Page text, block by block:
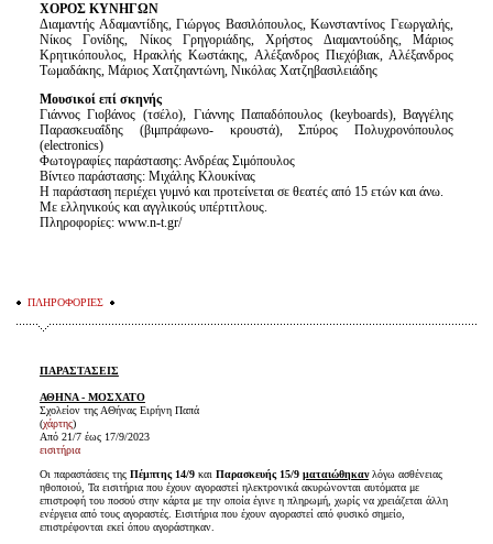
ΧΟΡΟΣ ΚΥΝΗΓΩΝ
Διαμαντής Αδαμαντίδης, Γιώργος Βασιλόπουλος, Κωνσταντίνος Γεωργαλής,
Νίκος Γονίδης, Νίκος Γρηγοριάδης, Χρήστος Διαμαντούδης, Μάριος
Κρητικόπουλος, Ηρακλής Κωστάκης, Αλέξανδρος Πιεχόβιακ, Αλέξανδρος
Τωμαδάκης, Μάριος Χατζηαντώνη, Νικόλας Χατζηβασιλειάδης
Μουσικοί επί σκηνής
Γιάννος Γιοβάνος (τσέλο), Γιάννης Παπαδόπουλος (keyboards), Βαγγέλης
Παρασκευαΐδης (βιμπράφωνο- κρουστά), Σπύρος Πολυχρονόπουλος
(electronics)
Φωτογραφίες παράστασης: Ανδρέας Σιμόπουλος
Βίντεο παράστασης: Μιχάλης Κλουκίνας
Η παράσταση περιέχει γυμνό και προτείνεται σε θεατές από 15 ετών και άνω.
Με ελληνικούς και αγγλικούς υπέρτιτλους.
Πληροφορίες: www.n-t.gr/
ΠΛΗΡΟΦΟΡΙΕΣ
ΠΑΡΑΣΤΑΣΕΙΣ
ΑΘΗΝΑ - ΜΟΣΧΑΤΟ
Σχολείον της ΑΘήνας Ειρήνη Παπά
(χάρτης)
Από 21/7 έως 17/9/2023
εισιτήρια
Οι παραστάσεις τηςΠέμπτης 14/9και Παρασκευής 15/9 ματαιώθηκαν λόγω ασθένειας
ηθοποιού, Τα εισιτήρια που έχουν αγοραστεί ηλεκτρονικά ακυρώνονται αυτόματα με
επιστροφή του ποσού στην κάρτα με την οποία έγινε η πληρωμή, χωρίς να χρειάζεται άλλη
ενέργεια από τους αγοραστές. Εισιτήρια που έχουν αγοραστεί από φυσικό σημείο,
επιστρέφονται εκεί όπου αγοράστηκαν.